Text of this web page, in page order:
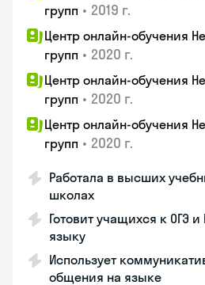
групп • 2019 г.
Центр онлайн-обучения
групп • 2020 г.
Центр онлайн-обучения
групп • 2020 г.
Центр онлайн-обучения
групп • 2020 г.
Работала в высших
школах
Готовит учащихся к ОГЭ
языку
Использует
общения на языке